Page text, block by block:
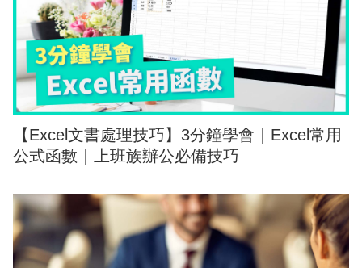
【Excel文書處理技巧】3分鐘學會｜Excel常用
公式函數｜上班族辦公必備技巧